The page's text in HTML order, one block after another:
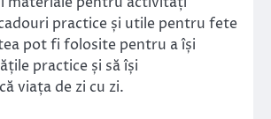
practice și utile pentru fete
pot fi folosite pentru a își
practice și să își
viața de zi cu zi.